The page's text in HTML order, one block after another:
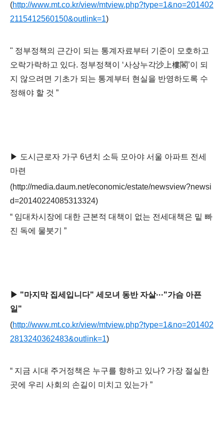
(http://www.mt.co.kr/view/mtview.php?type=1&no=201402
2115412560150&outlink=1)
" 정부정책의 근간이 되는 통계자료부터 기준이 모호하고
오락가락하고 있다. 정부정책이 ‘사상누각沙上樓閣’이 되
지 않으려면 기초가 되는 통계부터 현실을 반영하도록 수
정해야 할 것 ”
▶ 도시근로자 가구 6년치 소득 모아야 서울 아파트 전세
마련
(http://media.daum.net/economic/estate/newsview?newsi
d=20140224085313324)
“ 임대차시장에 대한 근본적 대책이 없는 전세대책은 밑 빠
진 독에 물붓기 ”
▶ "마지막 집세입니다" 세모녀 동반 자살···"가슴 아픈
일 "
(http://www.mt.co.kr/view/mtview.php?type=1&no=201402
2813240362483&outlink=1)
“ 지금 시대 주거정책은 누구를 향하고 있나? 가장 절실한
곳에 우리 사회의 손길이 미치고 있는가 ”